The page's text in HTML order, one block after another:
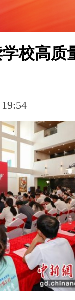
校高质